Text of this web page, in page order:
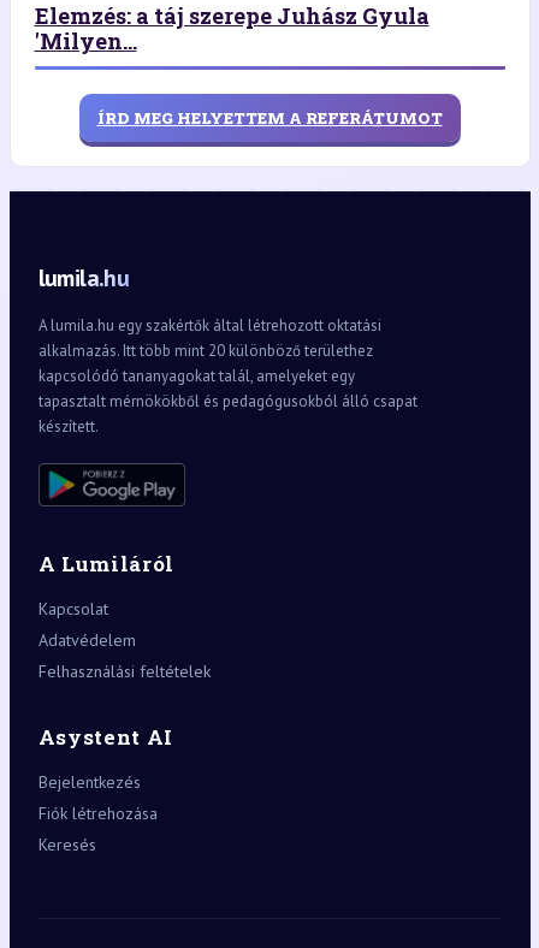
Elemzés: a táj szerepe Juhász Gyula
'Milyen...
ÍRD MEG HELYETTEM A REFERÁTUMOT
lumila.hu
A lumila.hu egy szakértők által létrehozott oktatási
alkalmazás. Itt több mint 20 különböző területhez
kapcsolódó tananyagokat talál, amelyeket egy
tapasztalt mérnökökből és pedagógusokból álló csapat
készített.
A Lumiláról
Kapcsolat
Adatvédelem
Felhasználási feltételek
Asystent AI
Bejelentkezés
Fiók létrehozása
Keresés